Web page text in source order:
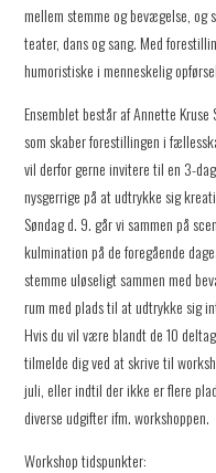
mellem stemme og bevægelse,
teater, dans og sang. Med
humoristiske i menneskelig
Ensemblet består af Annette
som skaber forestillingen i
vil derfor gerne invitere til en 3-
nysgerrige på at udtrykke sig
Søndag d. 9. går vi sammen på
kulmination på de foregående
stemme uløseligt sammen med
rum med plads til at udtrykke sig
Hvis du vil være blandt de 10
tilmelde dig ved at skrive til
juli, eller indtil der ikke er flere
diverse udgifter ifm. workshoppen.
Workshop tidspunkter: